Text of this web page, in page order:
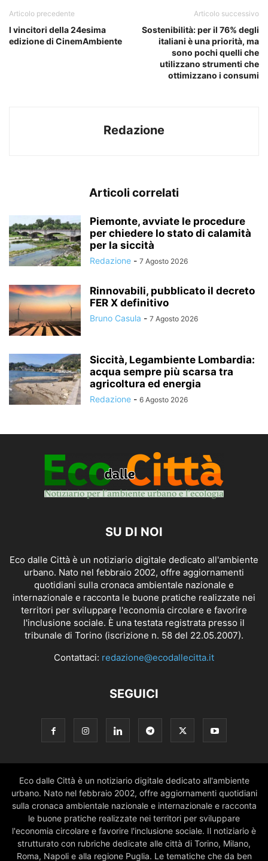
Articolo precedente
I vincitori della 24esima
edizione di CinemAmbiente
Articolo successivo
Sostenibilità: per il 76% degli
italiani è una priorità, ma
sono pochi quelli che
utilizzano strumenti che
ottimizzano i consumi
Redazione
Articoli correlati
Piemonte, avviate le procedure
per chiedere lo stato di calamità
per la siccità
Redazione - 7 Agosto 2026
Rinnovabili, pubblicato il decreto
FER X definitivo
Bruno Casula - 7 Agosto 2026
Siccità, Legambiente Lombardia:
acqua sempre più scarsa tra
agricoltura ed energia
Redazione - 6 Agosto 2026
SU DI NOI
Eco dalle Città è un notiziario digitale dedicato all'ambiente
urbano. Nato nel febbraio 2002, offre aggiornamenti
quotidiani sulla cronaca ambientale nazionale e
internazionale e racconta le buone pratiche realizzate nei
territori per sviluppare l'economia circolare e favorire
l'inclusione sociale. È una testata registrata presso il
tribunale di Torino (iscrizione n. 58 del 22.05.2007).
Contattaci: redazione@ecodallecitta.it
SEGUICI
Eco dalle Città è un notiziario digitale dedicato all'ambiente
urbano. Nato nel febbraio 2002, offre aggiornamenti quotidiani
sulla cronaca ambientale nazionale e internazionale e racconta
le buone pratiche realizzate nei territori per sviluppare
l'economia circolare e favorire l'inclusione sociale. Il notiziario è
strutturato con rubriche dedicate alle città di Torino, Milano,
Roma, Napoli e alla regione Puglia. Le tematiche che da ben